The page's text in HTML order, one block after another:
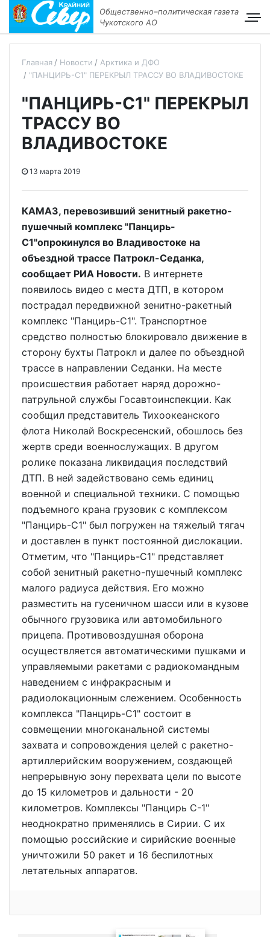
Общественно–политическая газета
Чукотского АО
Главная Новости
Арктика и ДФО
"ПАНЦИРЬ-С1" ПЕРЕКРЫЛ ТРАССУ ВО ВЛАДИВОСТОКЕ
"ПАНЦИРЬ-С1" ПЕРЕКРЫЛ
ТРАССУ ВО
ВЛАДИВОСТОКЕ
13 марта 2019
КАМАЗ, перевозивший зенитный ракетно-
пушечный комплекс "Панцирь-
С1"опрокинулся во Владивостоке на
объездной трассе Патрокл-Седанка,
сообщает РИА Новости. В интернете
появилось видео с места ДТП, в котором
пострадал передвижной зенитно-ракетный
комплекс "Панцирь-С1". Транспортное
средство полностью блокировало движение в
сторону бухты Патрокл и далее по объездной
трассе в направлении Седанки. На месте
происшествия работает наряд дорожно-
патрульной службы Госавтоинспекции. Как
сообщил представитель Тихоокеанского
флота Николай Воскресенский, обошлось без
жертв среди военнослужащих. В другом
ролике показана ликвидация последствий
ДТП. В ней задействовано семь единиц
военной и специальной техники. С помощью
подъемного крана грузовик с комплексом
"Панцирь-С1" был погружен на тяжелый тягач
и доставлен в пункт постоянной дислокации.
Отметим, что "Панцирь-С1" представляет
собой зенитный ракетно-пушечный комплекс
малого радиуса действия. Его можно
разместить на гусеничном шасси или в кузове
обычного грузовика или автомобильного
прицепа. Противовоздушная оборона
осуществляется автоматическими пушками и
управляемыми ракетами с радиокомандным
наведением с инфракрасным и
радиолокационным слежением. Особенность
комплекса "Панцирь-С1" состоит в
совмещении многоканальной системы
захвата и сопровождения целей с ракетно-
артиллерийским вооружением, создающей
непрерывную зону перехвата цели по высоте
до 15 километров и дальности - 20
километров. Комплексы "Панцирь С-1"
неоднократно применялись в Сирии. С их
помощью российские и сирийские военные
уничтожили 50 ракет и 16 беспилотных
летательных аппаратов.